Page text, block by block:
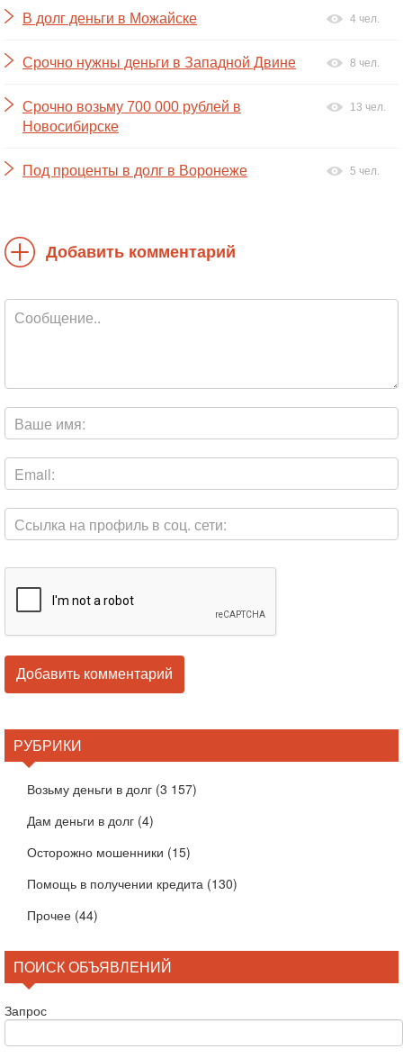
В долг деньги в Можайске 4 чел.
Срочно нужны деньги в Западной Двине 8 чел.
Срочно возьму 700 000 рублей в
Новосибирске
13 чел.
Под проценты в долг в Воронеже 5 чел.
Добавить комментарий
РУБРИКИ
Возьму деньги в долг (3 157)
Дам деньги в долг (4)
Осторожно мошенники (15)
Помощь в получении кредита (130)
Прочее (44)
ПОИСК ОБЪЯВЛЕНИЙ
Запрос